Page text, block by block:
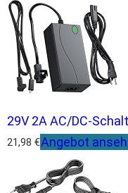
29V 2A AC/DC-
21,98 €Angebot